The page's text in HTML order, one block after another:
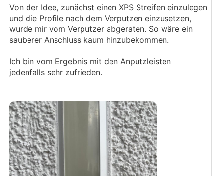
3. war bei mir die größte Herausforderung. In
Absprache mit dem Verputzer wurden
selbstklebende Anputzleisten verarbeitet. Die
mit einer kleinen Lücke an den Stößen, um eine
definierte Längsbewegung zuzulassen. Bei uns
eingehen.
Von der Idee, zunächst einen XPS Streifen einzulegen
und die Profile nach dem Verputzen einzusetzen,
wurde mir vom Verputzer abgeraten. So wäre ein
sauberer Anschluss kaum hinzubekommen.
Ich bin vom Ergebnis mit den Anputzleisten
jedenfalls sehr zufrieden.